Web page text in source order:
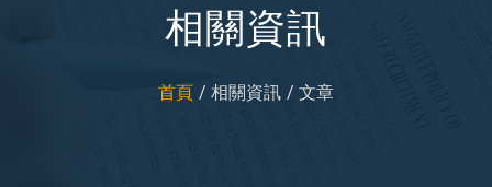
相關資訊
首頁 相關資訊 文章